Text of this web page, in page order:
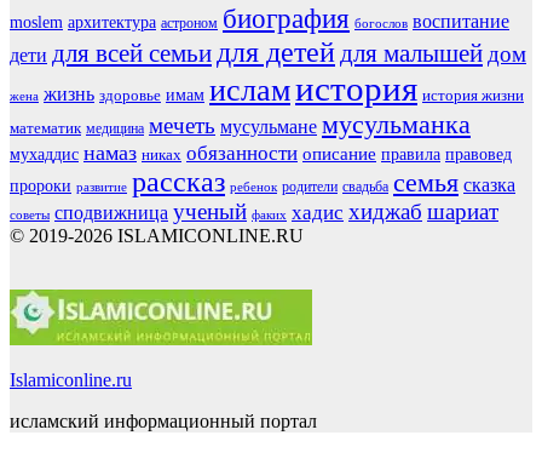
moslem архитектура астроном биография богослов воспитание
дети для всей семьи для детей для малышей дом
жена жизнь здоровье имам исламистория история жизни
математик медицина мечеть мусульмане мусульманка
мухаддис намаз никах обязанности описание правила правовед
пророки развитие рассказ ребенок родители свадьба семья сказка
советы сподвижница ученый факих хадис хиджаб шариат
© 2019-2026 ISLAMICONLINE.RU
Islamiconline.ru
исламский информационный портал